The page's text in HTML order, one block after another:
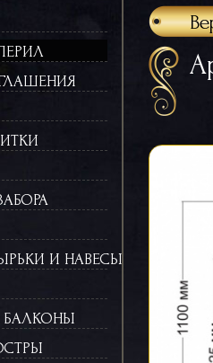
И НАВЕСЫ
БАЛКОНЫ